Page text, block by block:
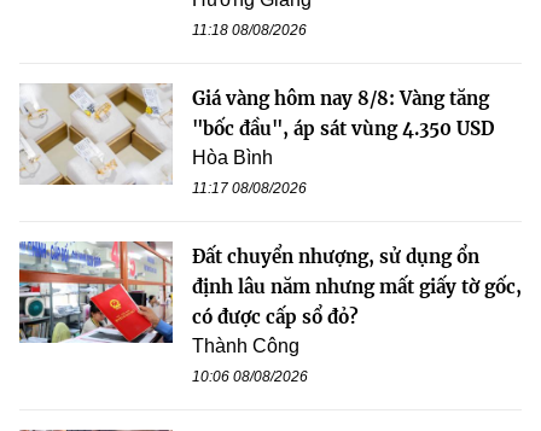
11:18 08/08/2026
Giá vàng hôm nay 8/8: Vàng tăng
"bốc đầu", áp sát vùng 4.350 USD
Hòa Bình
11:17 08/08/2026
Đất chuyển nhượng, sử dụng ổn
định lâu năm nhưng mất giấy tờ gốc,
có được cấp sổ đỏ?
Thành Công
10:06 08/08/2026